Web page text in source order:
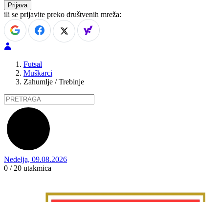
ili se prijavite preko društvenih mreža:
Futsal
Muškarci
Zahumlje / Trebinje
Nedelja, 09.08.2026
0 / 20 utakmica